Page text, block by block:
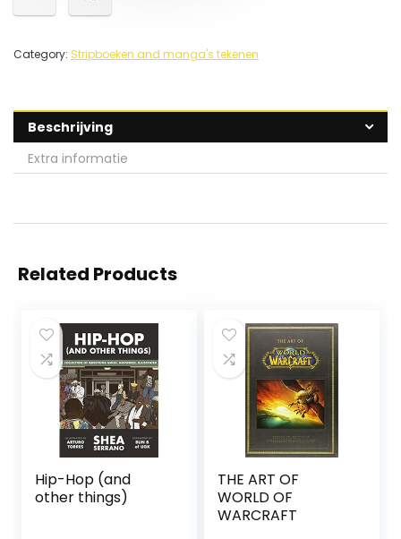
Category: Stripboeken and manga's tekenen
Beschrijving
Extra informatie
Related Products
Hip-Hop (and
other things)
THE ART OF
WORLD OF
WARCRAFT